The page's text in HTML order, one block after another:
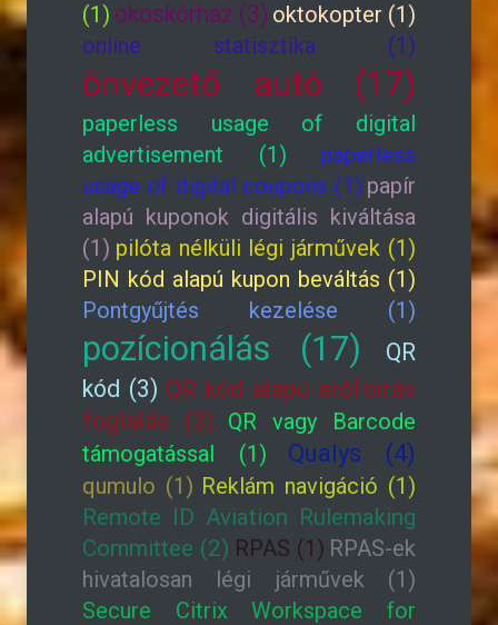
(1) okoskórház (3) oktokopter (1)
online statisztika (1)
önvezető autó (17)
paperless usage of digital
advertisement (1)
paperless
usage of digital coupons (1) papír
alapú kuponok digitális kiváltása
(1) pilóta nélküli légi járművek (1)
PIN kód alapú kupon beváltás (1)
Pontgyűjtés kezelése (1)
pozícionálás (17)
QR
kód (3) QR kód alapú erőforrás
foglalás (3)
QR vagy Barcode
támogatással (1)
Qualys (4)
qumulo (1) Reklám navigáció (1)
Remote ID Aviation Rulemaking
Committee (2) RPAS (1) RPAS-ek
hivatalosan légi járművek (1)
Secure Citrix Workspace for